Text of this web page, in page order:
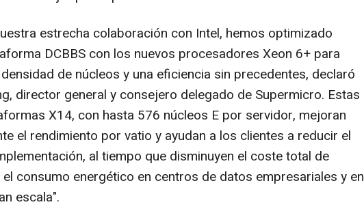
estrecha colaboración con Intel, hemos optimizado
DCBBS con los nuevos procesadores Xeon 6+ para
de núcleos y una eficiencia sin precedentes, declaró
director general y consejero delegado de Supermicro. Estas
X14, con hasta 576 núcleos E por servidor, mejoran
el rendimiento por vatio y ayudan a los clientes a reducir el
al tiempo que disminuyen el coste total de
consumo energético en centros de datos empresariales y en
escala".